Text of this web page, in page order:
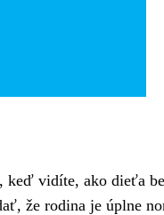
keď vidíte, ako dieťa
že rodina je úplne